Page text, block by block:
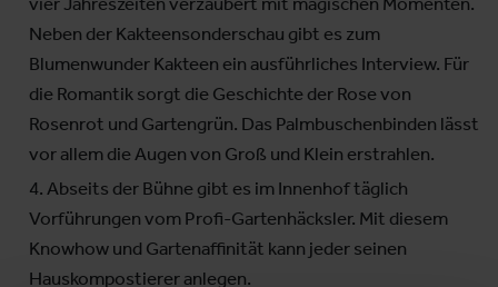
Neben der Kakteensonderschau gibt es zum
Blumenwunder Kakteen ein ausführliches Interview. Für
die Romantik sorgt die Geschichte der Rose von
Rosenrot und Gartengrün. Das Palmbuschenbinden lässt
vor allem die Augen von Groß und Klein erstrahlen.
Abseits der Bühne gibt es im Innenhof täglich
Vorführungen vom Profi-Gartenhäcksler. Mit diesem
Knowhow und Gartenaffinität kann jeder seinen
Hauskompostierer anlegen.